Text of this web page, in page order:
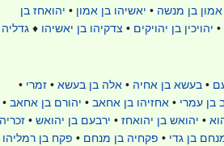
אמון בן מנשה • יאשיהו בן אמון • יהואחז בן
• יהויכין בן יהויקים • צדקיהו בן יאשיהו ♦ גדליה
• בעשא בן אחיה • אלה בן בעשא • זמרי •
בן עמרי • אחזיהו בן אחאב • יהורם בן אחאב •
• יהואש בן יהואחז • ירבעם בן יהואש • זכריה
בן גדי • פקחיה בן מנחם • פקח בן רמליהו